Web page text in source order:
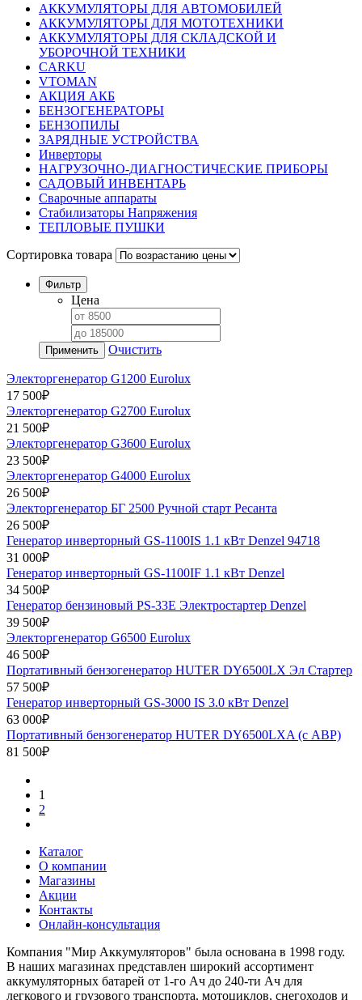
АККУМУЛЯТОРЫ ДЛЯ АВТОМОБИЛЕЙ
АККУМУЛЯТОРЫ ДЛЯ МОТОТЕХНИКИ
АККУМУЛЯТОРЫ ДЛЯ СКЛАДСКОЙ И
УБОРОЧНОЙ ТЕХНИКИ
CARKU
VTOMAN
АКЦИЯ АКБ
БЕНЗОГЕНЕРАТОРЫ
БЕНЗОПИЛЫ
ЗАРЯДНЫЕ УСТРОЙСТВА
Инверторы
НАГРУЗОЧНО-ДИАГНОСТИЧЕСКИЕ ПРИБОРЫ
САДОВЫЙ ИНВЕНТАРЬ
Сварочные аппараты
Стабилизаторы Напряжения
ТЕПЛОВЫЕ ПУШКИ
Сортировка товара
Фильтр
Цена
Применить Очистить
Электоргенератор G1200 Eurolux
17 500₽
Электоргенератор G2700 Eurolux
21 500₽
Электоргенератор G3600 Eurolux
23 500₽
Электоргенератор G4000 Eurolux
26 500₽
Электоргенератор БГ 2500 Ручной старт Ресанта
26 500₽
Генератор инверторный GS-1100IS 1.1 кВт Denzel 94718
31 000₽
Генератор инверторный GS-1100IF 1.1 кВт Denzel
34 500₽
Генератор бензиновый PS-33E Электростартер Denzel
39 500₽
Электоргенератор G6500 Eurolux
46 500₽
Портативный бензогенератор HUTER DY6500LX Эл Стартер
57 500₽
Генератор инверторный GS-3000 IS 3.0 кВт Denzel
63 000₽
Портативный бензогенератор HUTER DY6500LXA (с АВР)
81 500₽
1
2
Каталог
О компании
Магазины
Акции
Контакты
Онлайн-консультация
Компания "Мир Аккумуляторов" была основана в 1998 году.
В наших магазинах представлен широкий ассортимент
аккумуляторных батарей от 1-го Ач до 240-ти Ач для
легкового и грузового транспорта, мотоциклов, снегоходов и